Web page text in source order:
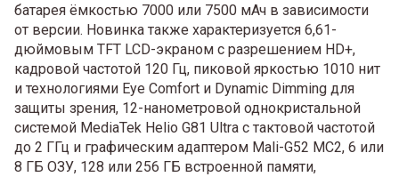
батарея ёмкостью 7000 или 7500 мАч в зависимости
от версии. Новинка также характеризуется 6,61-
дюймовым TFT LCD-экраном с разрешением HD+,
кадровой частотой 120 Гц, пиковой яркостью 1010 нит
и технологиями Eye Comfort и Dynamic Dimming для
защиты зрения, 12-нанометровой однокристальной
системой MediaTek Helio G81 Ultra с тактовой частотой
до 2 ГГц и графическим адаптером Mali-G52 MC2, 6 или
8 ГБ ОЗУ, 128 или 256 ГБ встроенной памяти,